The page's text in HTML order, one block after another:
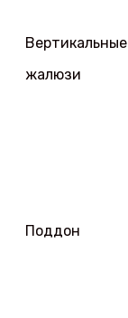
Вертикальные
жалюзи
Поддон